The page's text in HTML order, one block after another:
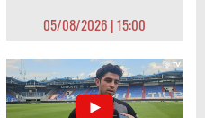
05/08/2026 | 15:00